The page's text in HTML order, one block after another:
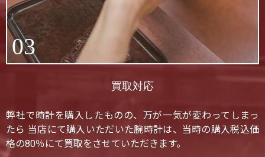
03
買取対応
弊社で時計を購入したものの、万が一気が変わってしまっ
たら 当店にて購入いただいた腕時計は、当時の購入税込価
格の80％にて買取をさせていただきます。